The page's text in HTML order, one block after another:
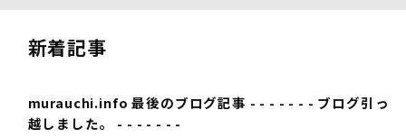
新着記事
murauchi.info 最後のブログ記事 - - - - - - - ブログ引っ
越しました。 - - - - - - -